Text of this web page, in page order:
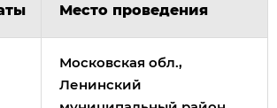
Место проведения
Московская обл.,
Ленинский